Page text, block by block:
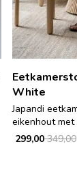
White
Japandi
eikenhout
349,00
299,00